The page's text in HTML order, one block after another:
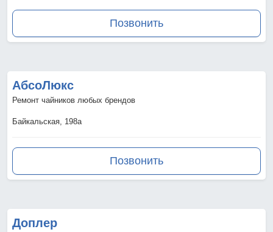
Позвонить
АбсоЛюкс
Ремонт чайников любых брендов
Байкальская, 198а
Позвонить
Доплер